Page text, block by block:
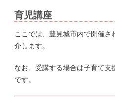
育児講座
ここでは、豊見城市内で開催
介します。
なお、受講する場合は子育て
です。